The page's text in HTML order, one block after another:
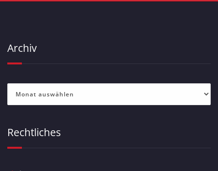
Archiv
Rechtliches